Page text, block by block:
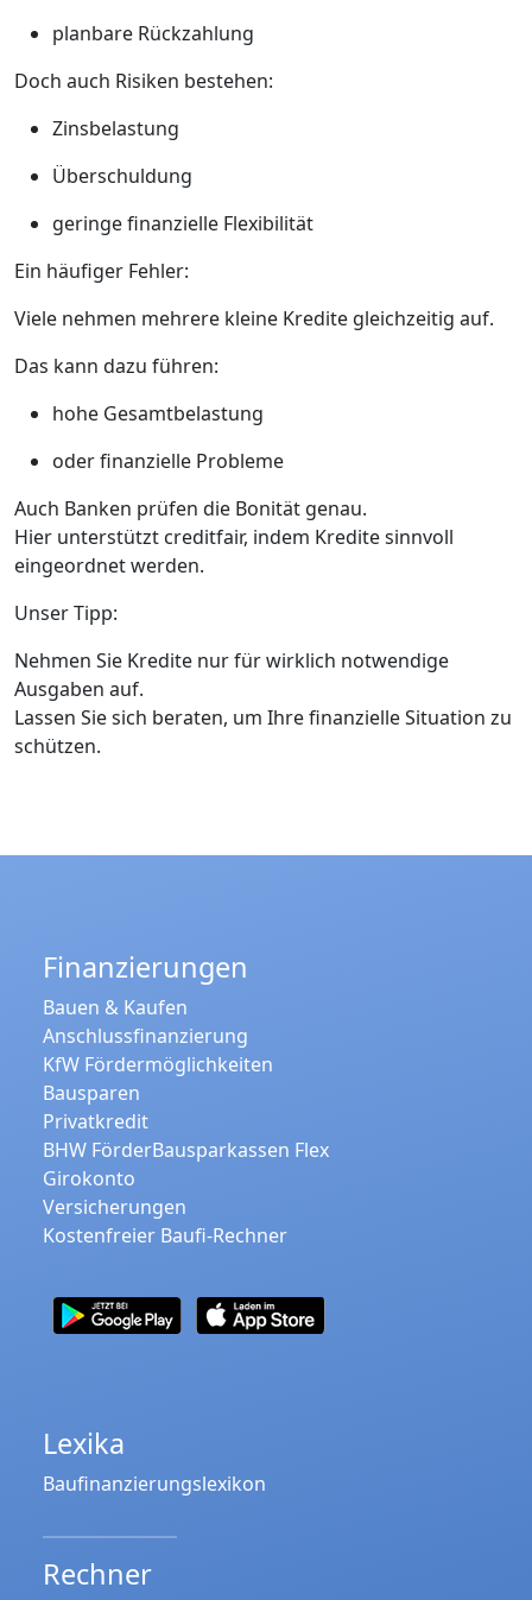
planbare Rückzahlung
Doch auch Risiken bestehen:
Zinsbelastung
Überschuldung
geringe finanzielle Flexibilität
Ein häufiger Fehler:
Viele nehmen mehrere kleine Kredite gleichzeitig auf.
Das kann dazu führen:
hohe Gesamtbelastung
oder finanzielle Probleme
Auch Banken prüfen die Bonität genau.
Hier unterstützt creditfair, indem Kredite sinnvoll
eingeordnet werden.
Unser Tipp:
Nehmen Sie Kredite nur für wirklich notwendige
Ausgaben auf.
Lassen Sie sich beraten, um Ihre finanzielle Situation zu
schützen.
Finanzierungen
Bauen & Kaufen
Anschlussfinanzierung
KfW Fördermöglichkeiten
Bausparen
Privatkredit
BHW FörderBausparkassen Flex
Girokonto
Versicherungen
Kostenfreier Baufi-Rechner
Lexika
Baufinanzierungslexikon
Rechner